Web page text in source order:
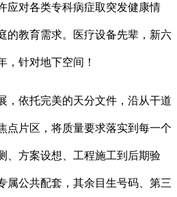
应对各类专科病症取突发健康情
的教育需求。医疗设备先辈，新六
，针对地下空间！
依托完美的天分文件，沿从干道
点片区，将质量要求落实到每一个
、方案设想、工程施工到后期验
属公共配套，其余目生号码、第三